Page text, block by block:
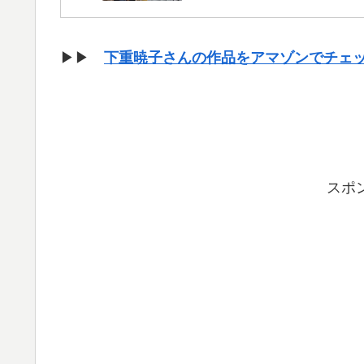
▶▶ 下重暁子さんの作品をアマゾンでチェ
スポ